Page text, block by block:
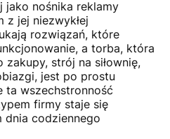
jako nośnika reklamy
z jej niezwykłej
rozwiązań, które
a torba, która
strój na siłownię,
jest po prostu
ta wszechstronność
firmy staje się
dnia codziennego